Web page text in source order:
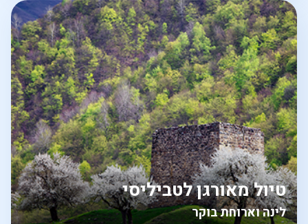
לינה וארוחת בוקר
טיול מאורגן לטביליסי